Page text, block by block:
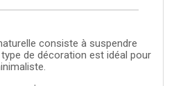
consiste à suspendre
de décoration est idéal pour